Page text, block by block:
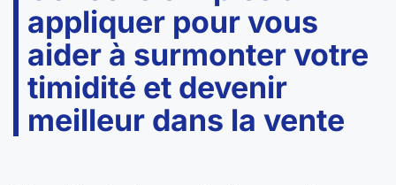
appliquer pour vous
aider à surmonter votre
timidité et devenir
meilleur dans la vente